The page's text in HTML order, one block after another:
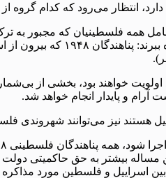
گروه از فلسطینیان و با چه جمعیتی به درون
همه فلسطینیان که مجبور به
خواهند بود، بخشی از
و پایدار انجام خواهد شد.
هستند نیز می‌توانند شهروندی
بیشتر به حق حاکمیتی
اسراییل و فلسطین مورد مذاکره